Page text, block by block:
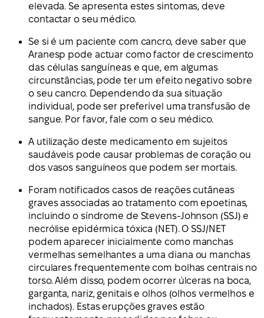
elevada. Se apresenta estes sintomas, deve
contactar o seu médico.
Se si é um paciente com cancro, deve saber que
Aranesp pode actuar como factor de crescimento
das células sanguíneas e que, em algumas
circunstâncias, pode ter um efeito negativo sobre
o seu cancro. Dependendo da sua situação
individual, pode ser preferível uma transfusão de
sangue. Por favor, fale com o seu médico.
A utilização deste medicamento em sujeitos
saudáveis pode causar problemas de coração ou
dos vasos sanguíneos que podem ser mortais.
Foram notificados casos de reações cutâneas
graves associadas ao tratamento com epoetinas,
incluindo o síndrome de Stevens-Johnson (SSJ) e
necrólise epidérmica tóxica (NET). O SSJ/NET
podem aparecer inicialmente como manchas
vermelhas semelhantes a uma diana ou manchas
circulares frequentemente com bolhas centrais no
torso. Além disso, podem ocorrer úlceras na boca,
garganta, nariz, genitais e olhos (olhos vermelhos e
inchados). Estas erupções graves estão